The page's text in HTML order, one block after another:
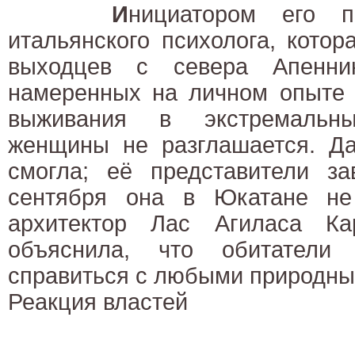
Инициатором его
итальянского психолога,
выходцев с севера
намеренных на личном опыте
выживания в
женщины не разглашается.
смогла; её представители
сентября она в Юкатане не
архитектор Лас Агиласа
объяснила, что
справиться с любыми
Реакция властей